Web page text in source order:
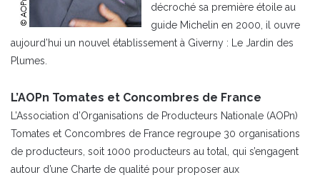
décroché sa première étoile au
guide Michelin en 2000, il ouvre
aujourd’hui un nouvel établissement à Giverny : Le Jardin des
Plumes.
L’AOPn Tomates et Concombres de France
L’Association d’Organisations de Producteurs Nationale (AOPn)
Tomates et Concombres de France regroupe 30 organisations
de producteurs, soit 1000 producteurs au total, qui s’engagent
autour d’une Charte de qualité pour proposer aux